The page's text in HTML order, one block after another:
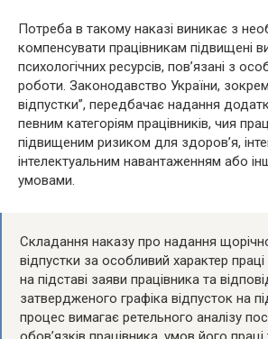
Потреба в такому наказі виникає з
компенсувати працівникам підвищені
психологічних ресурсів, пов’язані з
роботи. Законодавство України,
відпустки”, передбачає надання
певним категоріям працівників, чия
підвищеним ризиком для здоров’я,
інтелектуальним навантаженням або
умовами.
Складання наказу про надання
відпустки за особливий характер праці
на підставі заяви працівника та
затвердженого графіка відпусток на
процес вимагає ретельного аналізу